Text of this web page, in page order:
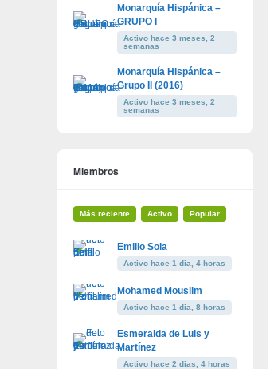
Monarquía Hispánica –
GRUPO I
Activo hace 3 meses, 2
semanas
Monarquía Hispánica –
Grupo II (2016)
Activo hace 3 meses, 2
semanas
Miembros
Más reciente Activo Popular
Emilio Sola
Activo hace 1 dia, 4 horas
Mohamed Mouslim
Activo hace 1 dia, 8 horas
Esmeralda de Luis y
Martínez
Activo hace 2 dias, 4 horas